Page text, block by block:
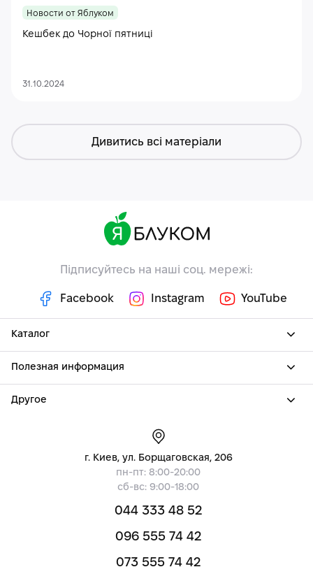
Новости от Яблуком
Кешбек до Чорної пятниці
31.10.2024
Дивитись всі матеріали
Підписуйтесь на наші соц. мережі:
Facebook Instagram YouTube
Каталог
Полезная информация
Другое
г. Киев, ул. Борщаговская, 206
пн-пт: 8:00-20:00
сб-вс: 9:00-18:00
044 333 48 52
096 555 74 42
073 555 74 42